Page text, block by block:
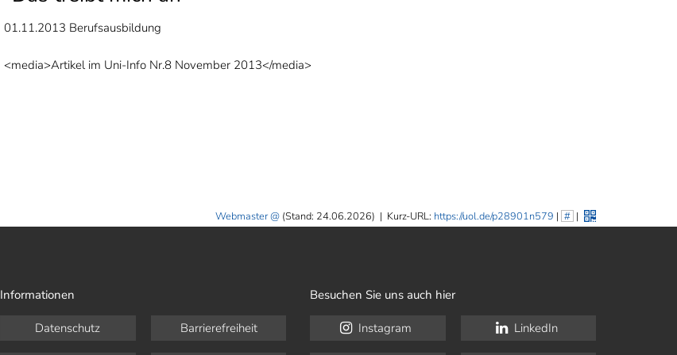
01.11.2013 Berufsausbildung
<media>Artikel im Uni-Info Nr.8 November 2013</media>
Webmaster (Stand: 24.06.2026) | Kurz-URL: https://uol.de/p28901n579 | # |
Informationen
Datenschutz Barrierefreiheit
Besuchen Sie uns auch hier
Instagram LinkedIn